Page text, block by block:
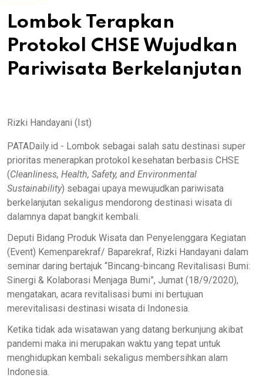
Lombok Terapkan
Protokol CHSE Wujudkan
Pariwisata Berkelanjutan
Rizki Handayani (Ist)
PATADaily.id - Lombok sebagai salah satu destinasi super
prioritas menerapkan protokol kesehatan berbasis CHSE
(Cleanliness, Health, Safety, and Environmental
Sustainability) sebagai upaya mewujudkan pariwisata
berkelanjutan sekaligus mendorong destinasi wisata di
dalamnya dapat bangkit kembali.
Deputi Bidang Produk Wisata dan Penyelenggara Kegiatan
(Event) Kemenparekraf/ Baparekraf, Rizki Handayani dalam
seminar daring bertajuk “Bincang-bincang Revitalisasi Bumi:
Sinergi & Kolaborasi Menjaga Bumi”, Jumat (18/9/2020),
mengatakan, acara revitalisasi bumi ini bertujuan
merevitalisasi destinasi wisata di Indonesia.
Ketika tidak ada wisatawan yang datang berkunjung akibat
pandemi maka ini merupakan waktu yang tepat untuk
menghidupkan kembali sekaligus membersihkan alam
Indonesia.